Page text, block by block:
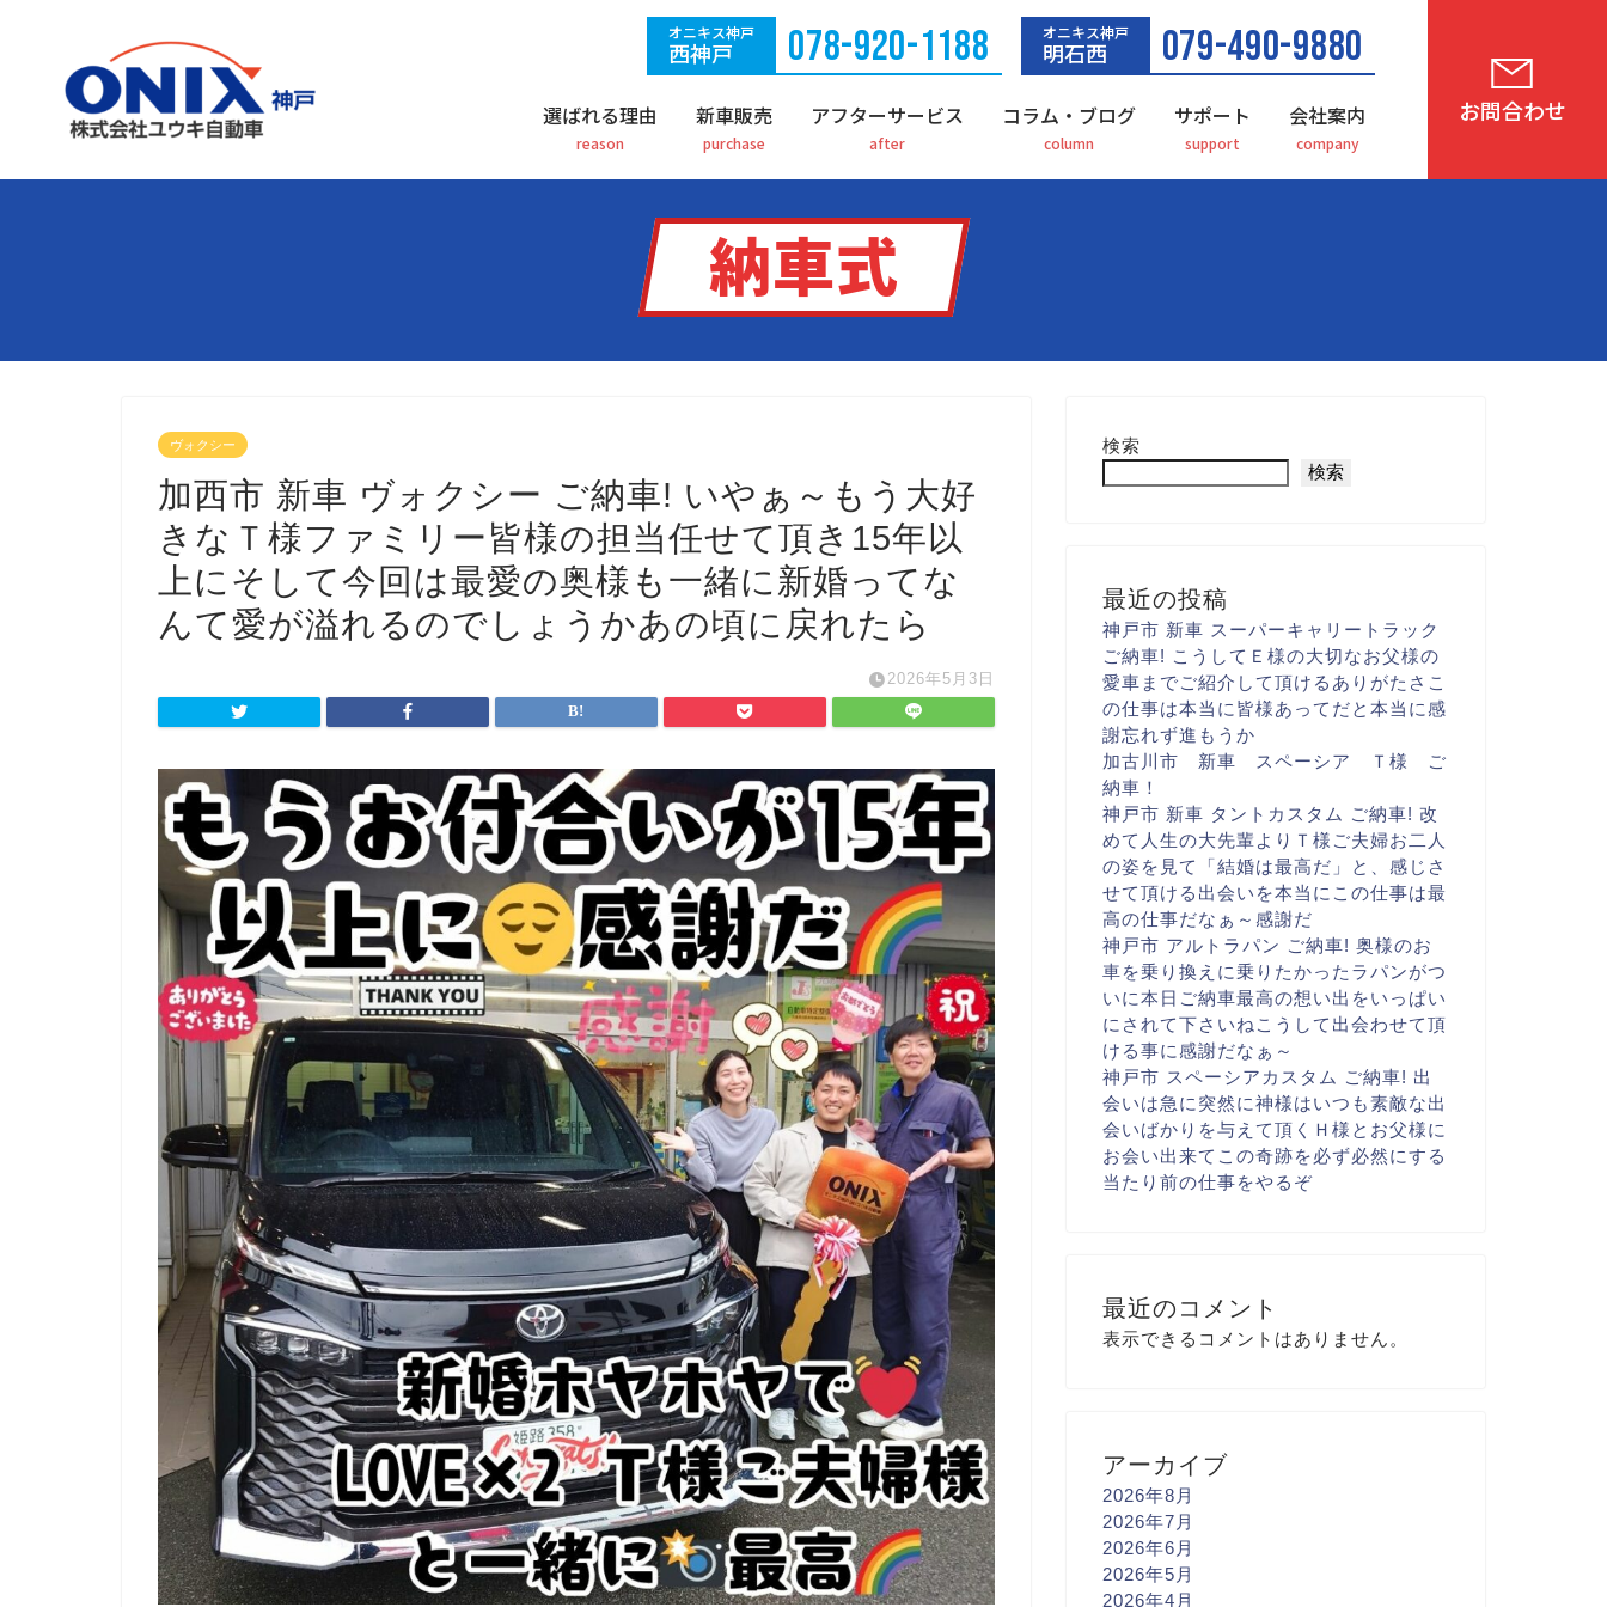
オニキス神戸
西神戸 078-920-1188 オニキス神戸
明石西 079-490-9880
選ばれる理由 新車販売 アフターサービス コラム・ブログ サポート 会社案内 お問合わせ
納車式
ヴォクシー
加西市 新車 ヴォクシー ご納車! いやぁ～ もう大好
きなＴ様ファミリー皆様の担当任せて頂き15年以
上に そして今回は最愛の奥様も一緒に 新婚ってな
んて愛が溢れるのでしょうかあの頃に戻れたら
2026年5月3日
検索
検索
最近の投稿
神戸市 新車 スーパーキャリートラック
ご納車! こうして Ｅ様の大切なお父様の
愛車までご紹介して頂けるありがたさ こ
の仕事は本当に 皆様あってだと 本当に感
謝忘れず進もうか
加古川市 新車 スペーシア Ｔ様 ご
納車！
神戸市 新車 タントカスタム ご納車! 改
めて人生の大先輩より Ｔ様ご夫婦お二人
の姿を見て
「結婚は最高だ 」と、感じさ
せて頂ける出会いを本当にこの仕事は最
高の仕事だなぁ～ 感謝だ
神戸市 アルトラパン ご納車! 奥様のお
車を乗り換えに乗りたかったラパンがつ
いに本日ご納車最高の想い出をいっぱい
に されて下さいね こうして出会わせて頂
ける事に感謝だなぁ～
神戸市 スペーシアカスタム ご納車! 出
会いは急に 突然に神様はいつも素敵な出
会いばかりを与えて頂く Ｈ様とお父様に
お会い出来て この奇跡を必ず必然にする
当たり前の仕事をやるぞ
最近のコメント
表示できるコメントはありません。
アーカイブ
2026年8月
2026年7月
2026年6月
2026年5月
2026年4月